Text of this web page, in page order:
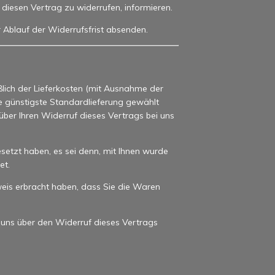
Vertrag zu widerrufen, informieren.
der Widerrufsfrist absenden.
der Lieferkosten (mit Ausnahme der
günstigste Standardlieferung gewählt
Ihren Widerruf dieses Vertrags bei uns
haben, es sei denn, mit Ihnen wurde
erbracht haben, dass Sie die Waren
über den Widerruf dieses Vertrags